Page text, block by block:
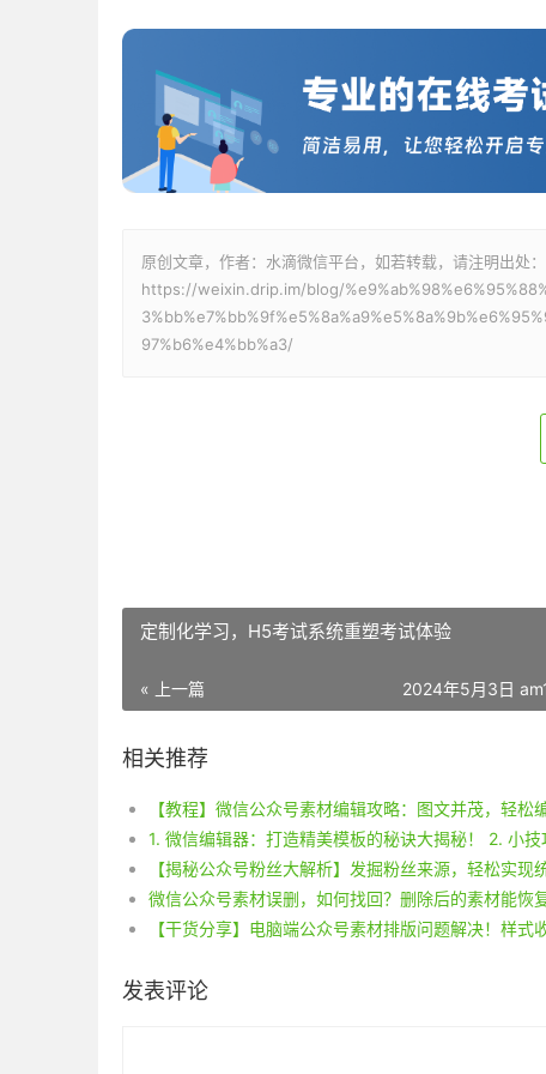
原创文章，作者：水滴微信平台，如若转载，请注明出处：
https://weixin.drip.im/blog/
97%b6%e4%bb%a3/
定制化学习，H5考试系统重塑考试体验
« 上一篇 2024年5月3日
相关推荐
【揭秘公众号粉丝大解析】发掘粉丝来源，轻松实现
发表评论